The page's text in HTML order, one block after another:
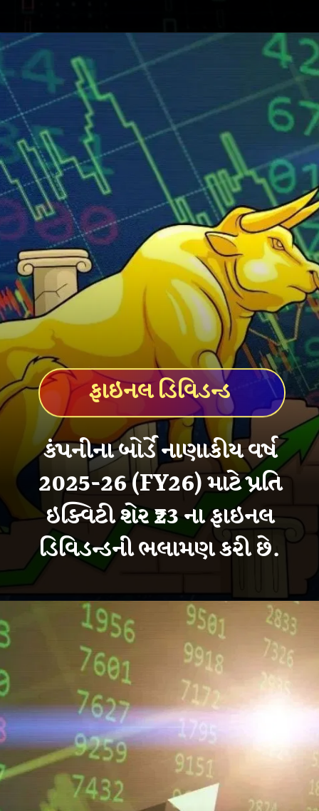
કંપનીના બોર્ડે નાણાકીય વર્ષ
2025-26 (FY26) માટે પ્રતિ
ઇક્વિટી શેર ₹23 ના ફાઇનલ
ડિવિડન્ડની ભલામણ કરી છે.
ફાઇનલ ડિવિડન્ડ